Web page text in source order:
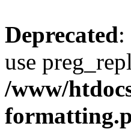
Deprecated:
use
/www/